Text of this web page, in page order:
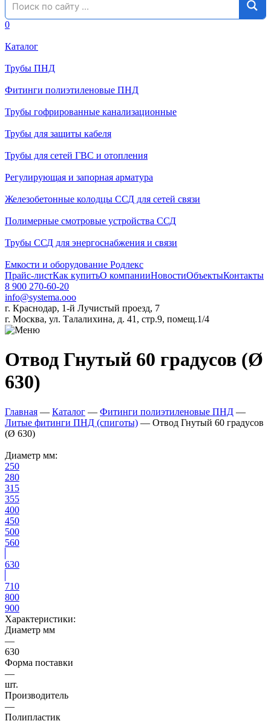
0
Каталог
Трубы ПНД
Фитинги полиэтиленовые ПНД
Трубы гофрированные канализационные
Трубы для защиты кабеля
Трубы для сетей ГВС и отопления
Регулирующая и запорная арматура
Железобетонные колодцы ССД для сетей связи
Полимерные смотровые устройства ССД
Трубы ССД для энергоснабжения и связи
Емкости и оборудование Родлекс
Прайс-листКак купитьО компанииНовостиОбъектыКонтакты
8 900 270-60-20
info@systema.ooo
г. Краснодар, 1-й Лучистый проезд, 7
г. Москва, ул. Талалихина, д. 41, стр.9, помещ.1/4
Отвод Гнутый 60 градусов (Ø
630)
Главная — Каталог — Фитинги полиэтиленовые ПНД —
Литые фитинги ПНД (спиготы) — Отвод Гнутый 60 градусов
(Ø 630)
Диаметр мм:
250
280
315
355
400
450
500
560
630
710
800
900
Характеристики:
Диаметр мм
—
630
Форма поставки
—
шт.
Производитель
—
Полипластик